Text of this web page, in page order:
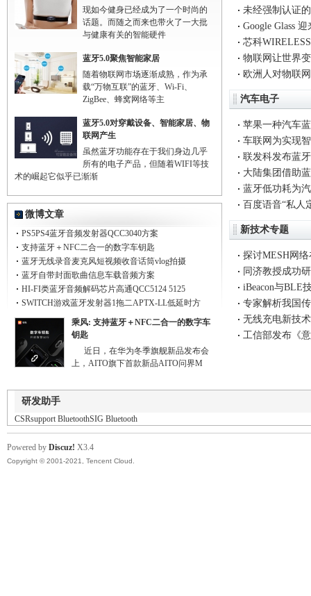
现如今健身已经成为了一个时尚的
话题。而随之而来也带火了一大批
与健康有关的智能硬件
蓝牙5.0聚焦智能家居
随着物联网市场逐渐成熟，作为承
载“万物互联”的蓝牙、Wi-Fi、
ZigBee、蜂窝网络等主
蓝牙5.0对穿戴设备、智能家居、物
联网产生
虽然蓝牙功能存在于我们身边几乎
所有的电子产品，但随着WIFI等技
术的崛起它似乎已渐渐
微博文章
PS5PS4蓝牙音频发射器QCC3040方案
支持蓝牙＋NFC二合一的数字车钥匙
蓝牙无线录音麦克风短视频收音话筒vlog拍摄
蓝牙自带封面歌曲信息车载音频方案
HI-FI类蓝牙音频解码芯片高通QCC5124 5125
SWITCH游戏蓝牙发射器1拖二APTX-LL低延时方
乘风: 支持蓝牙＋NFC二合一的数字车
钥匙
近日，在华为冬季旗舰新品发布会
上，AITO旗下首款新品AITO问界M
未经强制认证
Google Glass
芯科
物联网让世界
欧洲人对物联
汽车电子
苹果一种汽车
车联网为实现
联发科发布蓝
大陆集团借助
蓝牙低功耗为
百度语音“私人
新技术专题
探讨MESH网
同济教授成功
iBeacon与BLE
专家解析我国
无线充电新技
工信部发布《
研发助手
CSRsupport BluetoothSIG Bluetooth
Powered by Discuz! X3.4
Copyright © 2001-2021, Tencent Cloud.